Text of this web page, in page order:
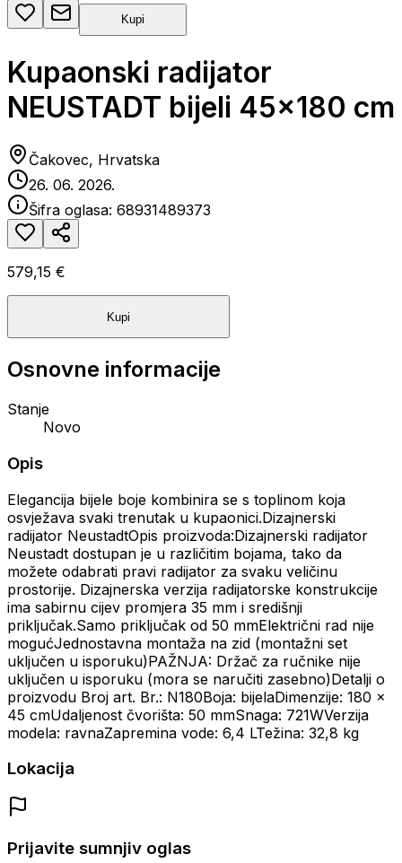
Kupi
Kupaonski radijator
NEUSTADT bijeli 45x180 cm
Čakovec, Hrvatska
26. 06. 2026.
Šifra oglasa: 68931489373
579,15 €
Kupi
Osnovne informacije
Stanje
Novo
Opis
Elegancija bijele boje kombinira se s toplinom koja
osvježava svaki trenutak u kupaonici.Dizajnerski
radijator NeustadtOpis proizvoda:Dizajnerski radijator
Neustadt dostupan je u različitim bojama, tako da
možete odabrati pravi radijator za svaku veličinu
prostorije. Dizajnerska verzija radijatorske konstrukcije
ima sabirnu cijev promjera 35 mm i središnji
priključak.Samo priključak od 50 mmElektrični rad nije
mogućJednostavna montaža na zid (montažni set
uključen u isporuku)PAŽNJA: Držač za ručnike nije
uključen u isporuku (mora se naručiti zasebno)Detalji o
proizvodu Broj art. Br.: N180Boja: bijelaDimenzije: 180 x
45 cmUdaljenost čvorišta: 50 mmSnaga: 721WVerzija
modela: ravnaZapremina vode: 6,4 LTežina: 32,8 kg
Lokacija
Prijavite sumnjiv oglas